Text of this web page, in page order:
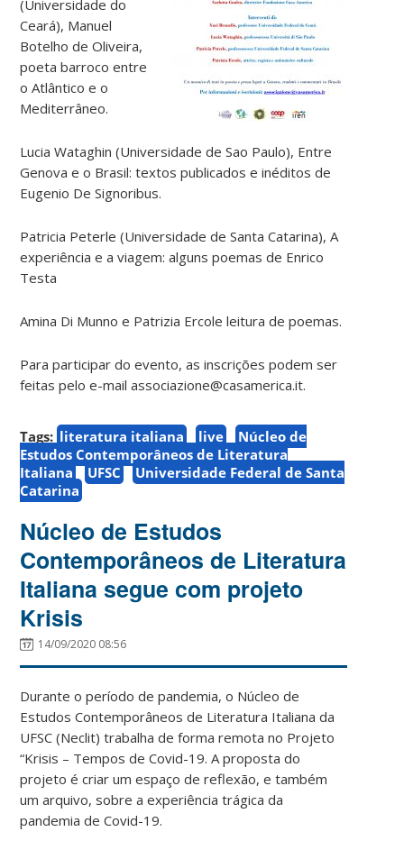
(Universidade do
Ceará), Manuel
Botelho de Oliveira,
poeta barroco entre
o Atlântico e o
Mediterrâneo.
Lucia Wataghin (Universidade de Sao Paulo), Entre
Genova e o Brasil: textos publicados e inéditos de
Eugenio De Signoribus.
Patricia Peterle (Universidade de Santa Catarina), A
experiência e a viagem: alguns poemas de Enrico
Testa
Amina Di Munno e Patrizia Ercole leitura de poemas.
Para participar do evento, as inscrições podem ser
feitas pelo e-mail associazione@casamerica.it.
Tags: literatura italiana live
Núcleo de
Estudos Contemporâneos de Literatura
Italiana
UFSC
Universidade Federal de Santa
Catarina
Núcleo de Estudos
Contemporâneos de Literatura
Italiana segue com projeto
Krisis
14/09/2020 08:56
Durante o período de pandemia, o Núcleo de
Estudos Contemporâneos de Literatura Italiana da
UFSC (Neclit) trabalha de forma remota no Projeto
“Krisis – Tempos de Covid-19. A proposta do
projeto é criar um espaço de reflexão, e também
um arquivo, sobre a experiência trágica da
pandemia de Covid-19.